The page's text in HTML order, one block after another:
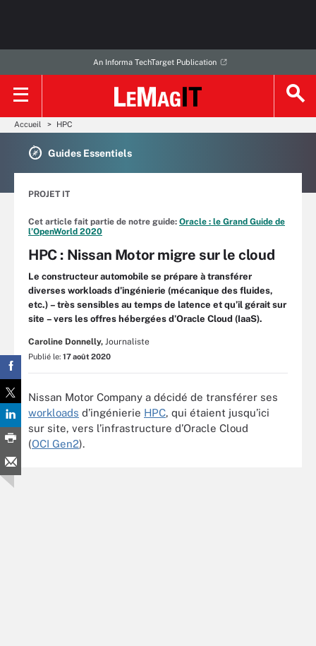
An Informa TechTarget Publication
Accueil HPC
Guides Essentiels
PROJET IT
Cet article fait partie de notre guide: Oracle : le Grand Guide de
l’OpenWorld 2020
HPC : Nissan Motor migre sur le cloud
Le constructeur automobile se prépare à transférer
diverses workloads d’ingénierie (mécanique des fluides,
etc.) – très sensibles au temps de latence et qu’il gérait sur
site – vers les offres hébergées d’Oracle Cloud (IaaS).
Caroline Donnelly, Journaliste
Publié le: 17 août 2020
Nissan Motor Company a décidé de transférer ses
workloads d’ingénierie HPC, qui étaient jusqu’ici
sur site, vers l’infrastructure d’Oracle Cloud
(OCI Gen2).